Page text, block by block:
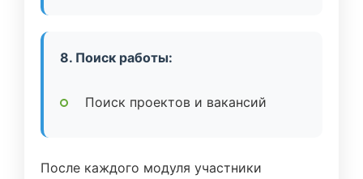
8. Поиск работы:
Поиск проектов и вакансий
После каждого модуля участники